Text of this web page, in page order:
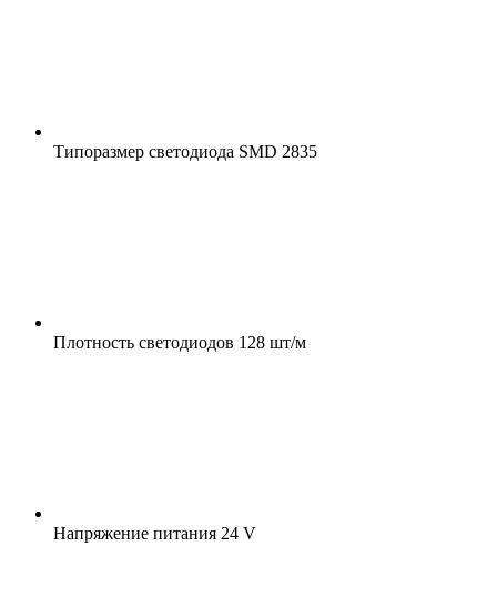
Типоразмер светодиода SMD 2835
Плотность светодиодов 128 шт/м
Напряжение питания 24 V